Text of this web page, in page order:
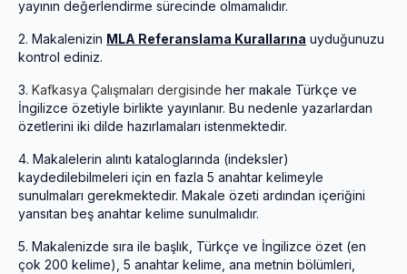
yayının değerlendirme sürecinde olmamalıdır.
2. Makalenizin MLA Referanslama Kurallarına uyduğunuzu
kontrol ediniz.
3. Kafkasya Çalışmaları dergisinde her makale Türkçe ve
İngilizce özetiyle birlikte yayınlanır. Bu nedenle yazarlardan
özetlerini iki dilde hazırlamaları istenmektedir.
4. Makalelerin alıntı kataloglarında (indeksler)
kaydedilebilmeleri için en fazla 5 anahtar kelimeyle
sunulmaları gerekmektedir. Makale özeti ardından içeriğini
yansıtan beş anahtar kelime sunulmalıdır.
5. Makalenizde sıra ile başlık, Türkçe ve İngilizce özet (en
çok 200 kelime), 5 anahtar kelime, ana metnin bölümleri,